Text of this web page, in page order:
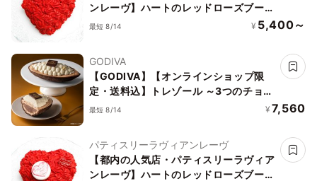
ンレーヴ】ハートのレッドローズブーケ
ケーキ5号
最短 8/14 ¥ 5,400～
GODIVA
【GODIVA】【オンラインショップ限
定・送料込】トレゾール ～3つのチョコ
レートを楽しむアイスケーキ～ お中元
最短 8/14 ¥ 7,560
パティスリーラヴィアンレーヴ
【都内の人気店・パティスリーラヴィア
ンレーヴ】ハートのレッドローズブーケ